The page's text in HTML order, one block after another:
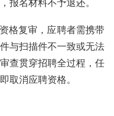
报名材料不予退还。
格复审，应聘者需携带
与扫描件不一致或无法
查贯穿招聘全过程，任
取消应聘资格。